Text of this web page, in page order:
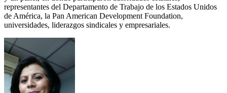
representantes del Departamento de Trabajo de los Estados Unidos
de América, la Pan American Development Foundation,
universidades, liderazgos sindicales y empresariales.